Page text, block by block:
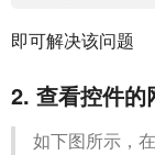
即可解决该问题
2. 查看控件的
如下图所示，